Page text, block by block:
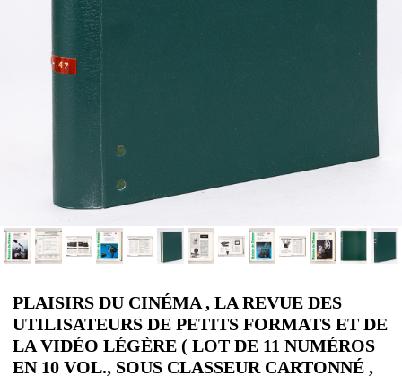
PLAISIRS DU CINÉMA , LA REVUE DES
UTILISATEURS DE PETITS FORMATS ET DE
LA VIDÉO LÉGÈRE ( LOT DE 11 NUMÉROS
EN 10 VOL., SOUS CLASSEUR CARTONNÉ ,